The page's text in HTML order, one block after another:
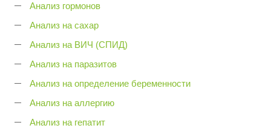
Анализ гормонов
Анализ на сахар
Анализ на ВИЧ (СПИД)
Анализ на паразитов
Анализ на определение беременности
Анализ на аллергию
Анализ на гепатит